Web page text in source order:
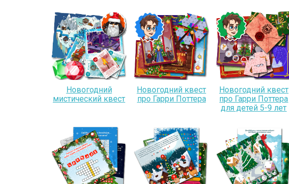
Новогодний
мистический квест
Новогодний квест
про Гарри Поттера
Новогодний квест
про Гарри Поттера
для детей 5-9 лет